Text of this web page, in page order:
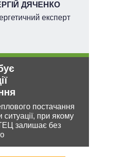
ДЯЧЕНКО
експерт
постачання
ситуації, при якому
залишає без